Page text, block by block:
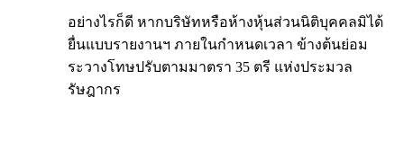
อย่างไรก็ดี หากบริษัทหรือห้างหุ้นส่วนนิติบุคคลมิได้
ยื่นแบบรายงานฯ ภายในกำหนดเวลา ข้างต้นย่อม
ระวางโทษปรับตามมาตรา 35 ตรี แห่งประมวล
รัษฎากร